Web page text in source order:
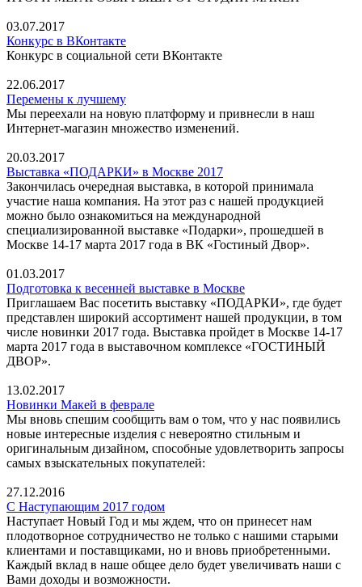
03.07.2017
Конкурс в ВКонтакте
Конкурс в социальной сети ВКонтакте
22.06.2017
Перемены к лучшему
Мы переехали на новую платформу и привнесли в наш
Интернет-магазин множество изменений.
20.03.2017
Выставка «ПОДАРКИ» в Москве 2017
Закончилась очередная выставка, в которой принимала
участие наша компания. На этот раз с нашей продукцией
можно было ознакомиться на международной
специализированной выставке «Подарки», прошедшей в
Москве 14-17 марта 2017 года в ВК «Гостиный Двор».
01.03.2017
Подготовка к весенней выставке в Москве
Приглашаем Вас посетить выставку «ПОДАРКИ», где будет
представлен широкий ассортимент нашей продукции, в том
числе новинки 2017 года. Выставка пройдет в Москве 14-17
марта 2017 года в выставочном комплексе «ГОСТИНЫЙ
ДВОР».
13.02.2017
Новинки Макей в феврале
Мы вновь спешим сообщить вам о том, что у нас появились
новые интересные изделия с невероятно стильным и
оригинальным дизайном, способные удовлетворить запросы
самых взыскательных покупателей:
27.12.2016
С Наступающим 2017 годом
Наступает Новый Год и мы ждем, что он принесет нам
плодотворное сотрудничество не только с нашими старыми
клиентами и поставщиками, но и вновь приобретенными.
Каждый вклад в наше общее дело будет увеличивать наши с
Вами доходы и возможности.